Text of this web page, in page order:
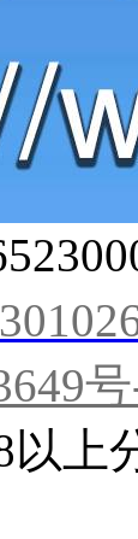
上